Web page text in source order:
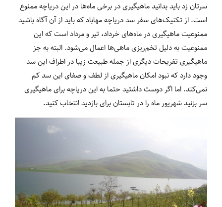
سرتان زد باید بدانید ماهیگیری در برخی ماه‌ها در این دریاچه ممنوع
است. از تکنیک‌های سفر سد دریاچه مهاباد که باید از آن آگاه باشید
ممنوعیت ماهیگیری در ماه‌های خرداد، تیر و مرداد است که این
ممنوعیت به دلیل تخم‌ریزی ماهی‌ها اعمال می‌شود. البته به جز
ماهیگیری تفریحات دیگری از جمله طبیعت زیبا در اطراف این سد
وجود دارد که نبود امکان ماهیگیری از لطف و صفای این سد کم
نمی‌کند. اما اگر دوست داشتید حتما به این دریاچه برای ماهیگیری
سر بزنید شهریور ماه را در تابستان برای بازدید انتخاب کنید.